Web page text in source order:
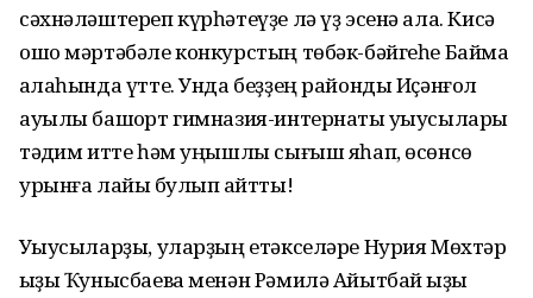
сәхнәләштереп күрһәтеүҙе лә үҙ эсенә ала. Кисә
ошо мәртәбәле конкурстың төбәк-бәйгеһе Баймаҡ
ҡалаһында үтте. Унда беҙҙең районды Иҫәнғол
ауылы башҡорт гимназия-интернаты уҡыусылары
тәҡдим итте һәм уңышлы сығыш яһап, өсөнсө
урынға лайыҡ булып ҡайтты!
Уҡыусыларҙы, уларҙың етәкселәре Нурия Мөхтәр
ҡыҙы Ҡунысбаева менән Рәмилә Айытбай ҡыҙы